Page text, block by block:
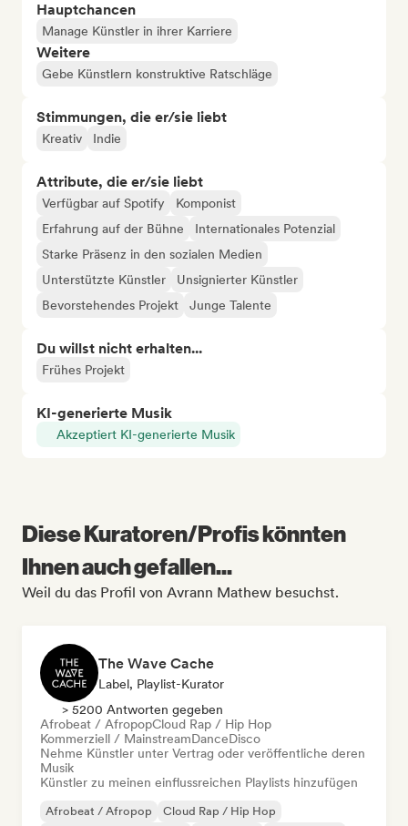
Hauptchancen
Manage Künstler in ihrer Karriere
Weitere
Gebe Künstlern konstruktive Ratschläge
Stimmungen, die er/sie liebt
Kreativ Indie
Attribute, die er/sie liebt
Verfügbar auf Spotify
Komponist
Erfahrung auf der Bühne
Internationales Potenzial
Starke Präsenz in den sozialen Medien
Unterstützte Künstler
Unsignierter Künstler
Bevorstehendes Projekt
Junge Talente
Du willst nicht erhalten...
Frühes Projekt
KI-generierte Musik
Akzeptiert KI-generierte Musik
Diese Kuratoren/Profis könnten
Ihnen auch gefallen...
Weil du das Profil von Avrann Mathew besuchst.
The Wave Cache
Label, Playlist-Kurator
> 5200 Antworten gegeben
Afrobeat / AfropopCloud Rap / Hip Hop
Kommerziell / MainstreamDanceDisco
Nehme Künstler unter Vertrag oder veröffentliche deren
Musik
Künstler zu meinen einflussreichen Playlists hinzufügen
Afrobeat / Afropop Cloud Rap / Hip Hop